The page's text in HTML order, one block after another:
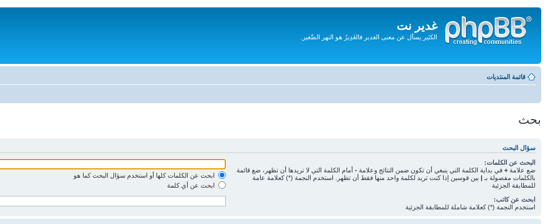
غدير نت
الكثير يسأل عن معنى الغدير فالغَدِيرُ هو النهر الصَّغير.
المحتويات
قائمة المنتديات
بحث
سؤال البحث
البحث عن الكلمات:
ضع علامة + في بداية الكلمة التي ينبغي أن تكون ضمن النتائج وعلامة - أمام الكلمة التي لا تريدها أن تظهر، ضع قائمة
بالكلمات مفصولة بـ | بين قوسين إذا كنت تريد لكلمة واحد منها فقط أن تظهر. استخدم النجمة (*) كعلامة عامة
للمطابقة الجزئية
ابحث عن الكلمات كلها أو استخدم سؤال البحث كما هو
ابحث عن أي كلمة
ابحث عن كاتب:
استخدم النجمة (*) كعلامة شاملة للمطابقة الجزئية